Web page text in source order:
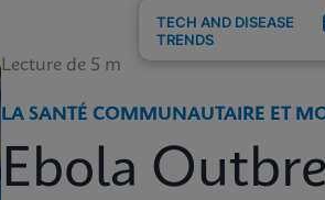
TECH AND DISEASE
TRENDS
Lecture de 5 m
LA SANTÉ COMMUNAUTAIRE ET
Ebola